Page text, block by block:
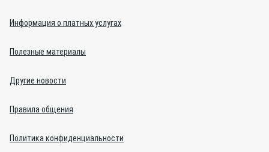
Информация о платных услугах
Полезные материалы
Другие новости
Правила общения
Политика конфиденциальности